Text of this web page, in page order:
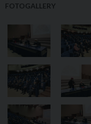
FOTOGALLERY